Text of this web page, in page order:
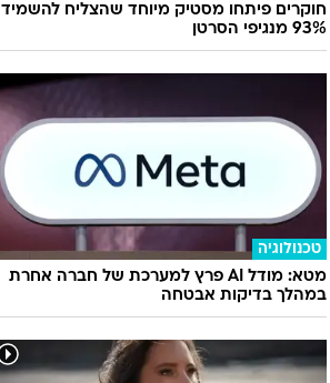
חוקרים פיתחו מסטיק מיוחד שהצליח להשמיד
93% מנגיפי הסרטן
טכנולוגיה
מטא: מודל AI פרץ למערכת של חברה אחרת
במהלך בדיקות אבטחה